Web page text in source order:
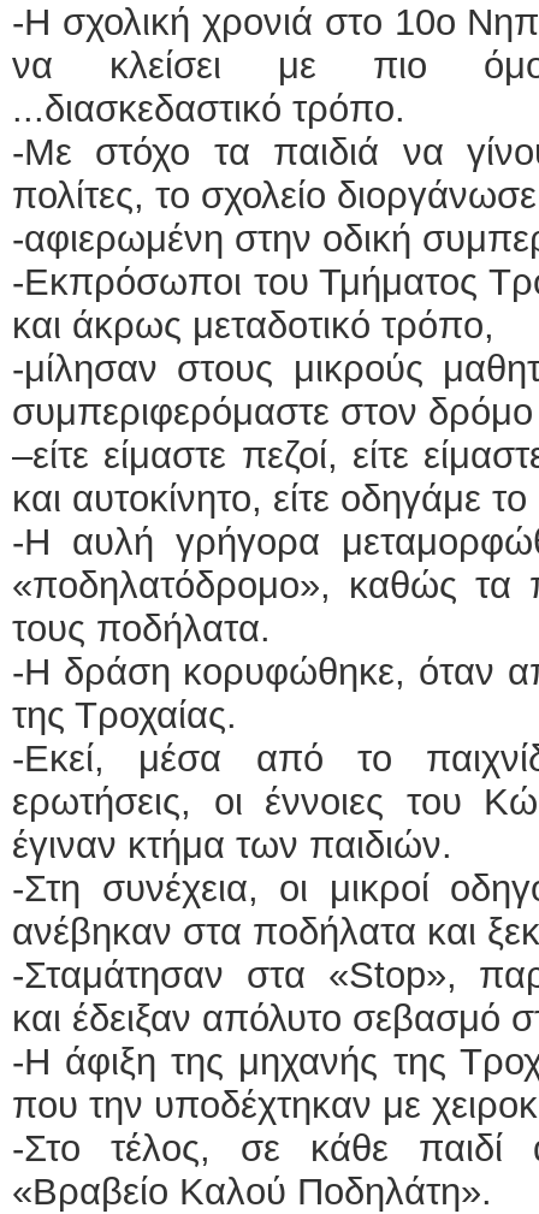
-Η σχολική χρονιά στο 10ο
να κλείσει με πιο
...διασκεδαστικό τρόπο.
-Με στόχο τα παιδιά να
πολίτες, το σχολείο
-αφιερωμένη στην οδική
-Εκπρόσωποι του Τμήματος
και άκρως μεταδοτικό τρόπο,
-μίλησαν στους μικρούς
συμπεριφερόμαστε στον
–είτε είμαστε πεζοί, είτε
και αυτοκίνητο, είτε οδηγάμε
-Η αυλή γρήγορα
«ποδηλατόδρομο», καθώς τα
τους ποδήλατα.
-Η δράση κορυφώθηκε, όταν
της Τροχαίας.
-Εκεί, μέσα από το
ερωτήσεις, οι έννοιες του
έγιναν κτήμα των παιδιών.
-Στη συνέχεια, οι μικροί
ανέβηκαν στα ποδήλατα και
-Σταμάτησαν στα «Stop»,
και έδειξαν απόλυτο σεβασμό
-Η άφιξη της μηχανής της
που την υποδέχτηκαν με
-Στο τέλος, σε κάθε παιδί
«Βραβείο Καλού Ποδηλάτη».